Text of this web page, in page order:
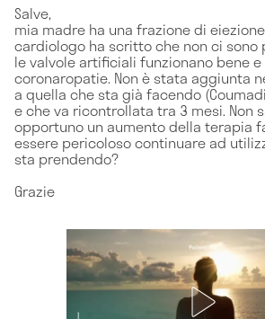
Salve,
mia madre ha una frazione di
cardiologo ha scritto che non ci sono
le valvole artificiali funzionano bene
coronaropatie. Non è stata aggiunta
a quella che sta già facendo
e che va ricontrollata tra 3 mesi. Non
opportuno un aumento della terapia
essere pericoloso continuare ad
sta prendendo?
Grazie